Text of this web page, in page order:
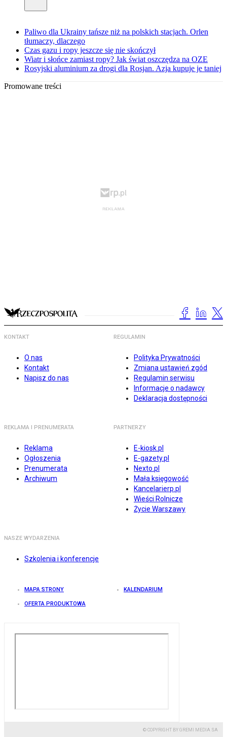
Paliwo dla Ukrainy tańsze niż na polskich stacjach. Orlen
tłumaczy, dlaczego
Czas gazu i ropy jeszcze się nie skończył
Wiatr i słońce zamiast ropy? Jak świat oszczędza na OZE
Rosyjski aluminium za drogi dla Rosjan. Azja kupuje je taniej
Promowane treści
KONTAKT
O nas
Kontakt
Napisz do nas
REGULAMIN
Polityka Prywatności
Zmiana ustawień zgód
Regulamin serwisu
Informacje o nadawcy
Deklaracja dostępności
REKLAMA I PRENUMERATA
Reklama
Ogłoszenia
Prenumerata
Archiwum
PARTNERZY
E-kiosk.pl
E-gazety.pl
Nexto.pl
Mała księgowość
Kancelarierp.pl
Wieści Rolnicze
Życie Warszawy
NASZE WYDARZENIA
Szkolenia i konferencje
MAPA STRONY KALENDARIUM
OFERTA PRODUKTOWA
© COPYRIGHT BY GREMI MEDIA SA